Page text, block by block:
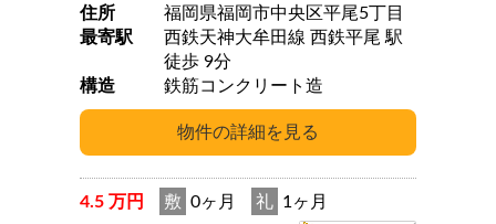
住所
福岡県福岡市中央区平尾5丁目
最寄駅
西鉄天神大牟田線 西鉄平尾 駅
徒歩 9分
構造
鉄筋コンクリート造
4.5 万円 敷 0ヶ月 礼 1ヶ月